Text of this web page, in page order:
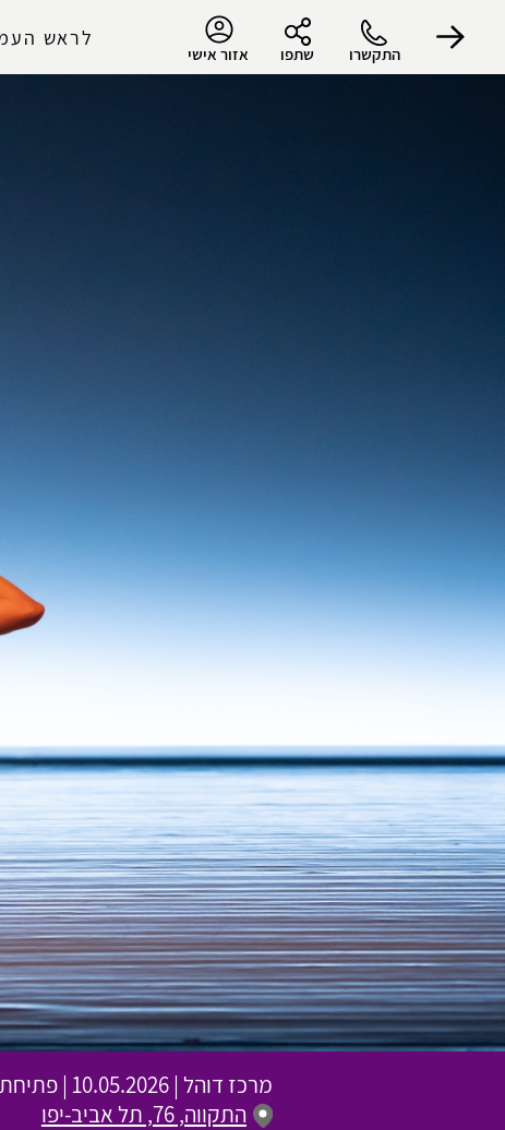
התקשרו שתפו אזור אישי
לראש
מרכז דוהל |10.05.2026 | פתיחת שערים 19:30 | שעת התחלה 20:30
התקווה, 76, תל אביב-יפו